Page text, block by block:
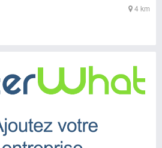
4 km